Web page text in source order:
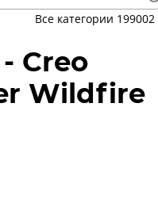
Все категории 199002
Creo
Wildfire